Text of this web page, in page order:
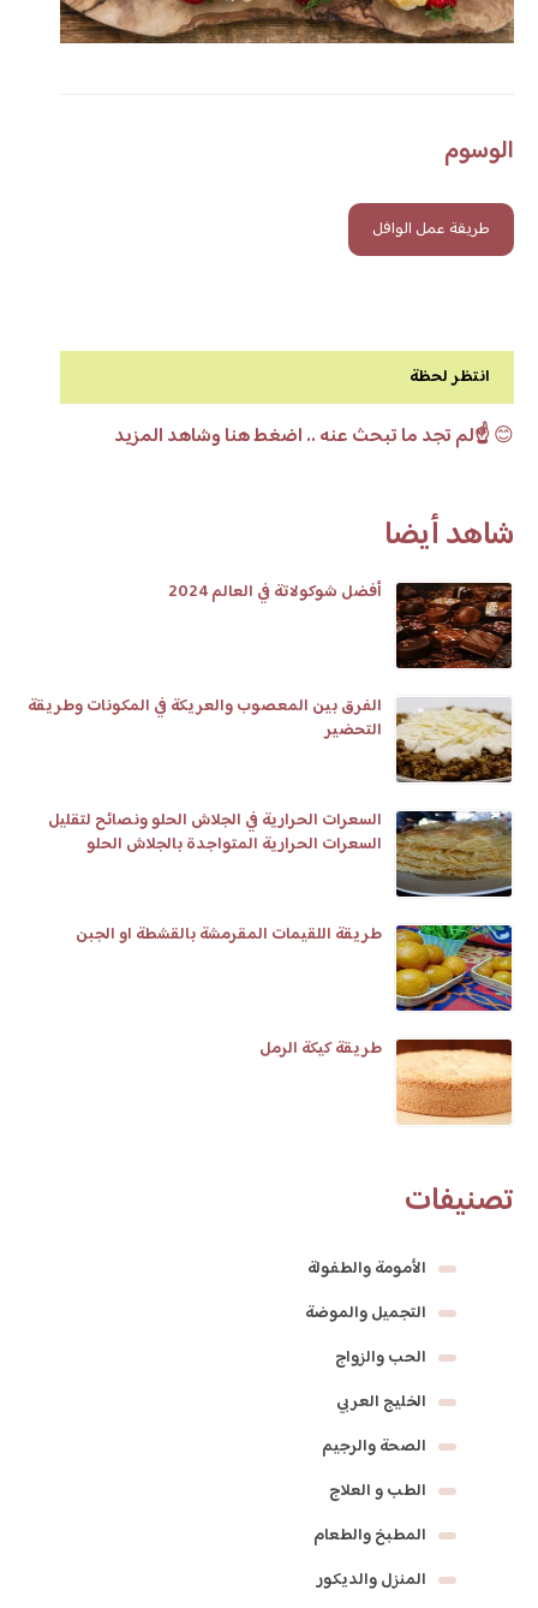
الوسوم
طريقة عمل الوافل
انتظر لحظة
😊☝️لم تجد ما تبحث عنه .. اضغط هنا وشاهد المزيد
شاهد أيضا
أفضل شوكولاتة في العالم 2024
الفرق بين المعصوب والعريكة في المكونات وطريقة
التحضير
السعرات الحرارية في الجلاش الحلو ونصائح لتقليل
السعرات الحرارية المتواجدة بالجلاش الحلو
طريقة اللقيمات المقرمشة بالقشطة او الجبن
طريقة كيكة الرمل
تصنيفات
الأمومة والطفولة
التجميل والموضة
الحب والزواج
الخليج العربي
الصحة والرجيم
الطب و العلاج
المطبخ والطعام
المنزل والديكور